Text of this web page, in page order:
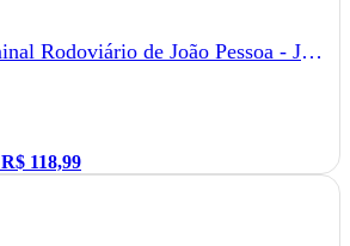
Terminal Rodoviário de João Pessoa - João Pessoa - PB
R$ 118,99